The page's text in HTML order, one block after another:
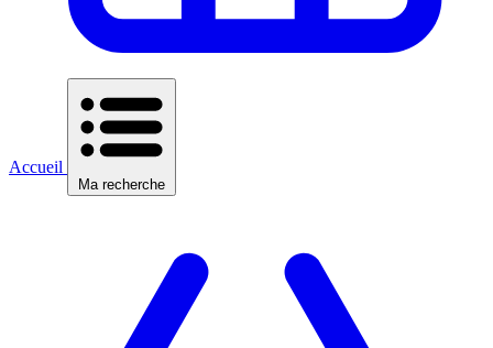
Accueil
Ma recherche